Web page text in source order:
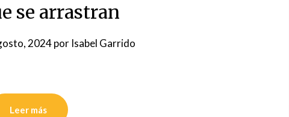
se arrastran
2024por Isabel Garrido
Leer más